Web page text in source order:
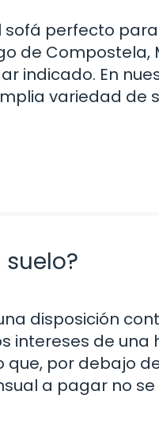
sofá perfecto
de Compostela,
indicado. En
variedad de
disposición
intereses de una
por debajo
a pagar no se